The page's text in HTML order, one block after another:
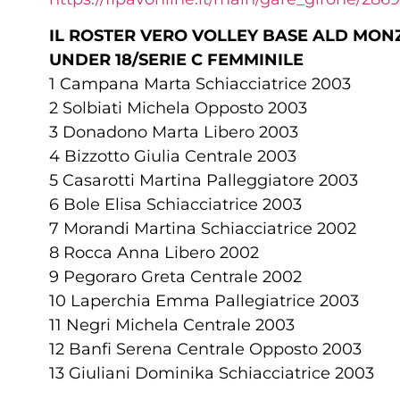
IL ROSTER VERO VOLLEY BASE ALD
UNDER 18/SERIE C FEMMINILE
1 Campana Marta Schiacciatrice 2003
2 Solbiati Michela Opposto 2003
3 Donadono Marta Libero 2003
4 Bizzotto Giulia Centrale 2003
5 Casarotti Martina Palleggiatore 2003
6 Bole Elisa Schiacciatrice 2003
7 Morandi Martina Schiacciatrice 2002
8 Rocca Anna Libero 2002
9 Pegoraro Greta Centrale 2002
10 Laperchia Emma Pallegiatrice 2003
11 Negri Michela Centrale 2003
12 Banfi Serena Centrale Opposto 2003
13 Giuliani Dominika Schiacciatrice 2003